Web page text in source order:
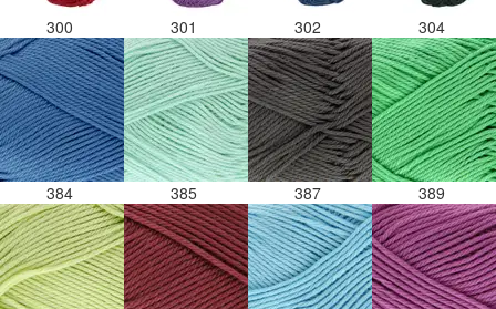
300 301 302 304
384 385 387 389